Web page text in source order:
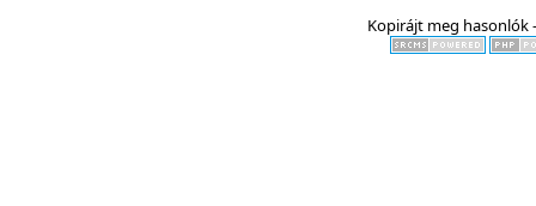
Kopirájt meg hasonlók